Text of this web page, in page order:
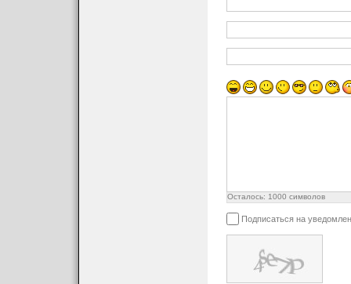
Осталось: 1000 символов
Подписаться на